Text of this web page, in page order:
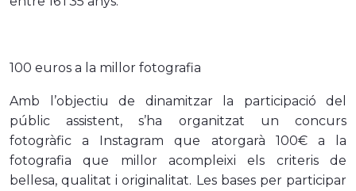
100 euros a la millor fotografia
Amb l’objectiu de dinamitzar la participació del
públic assistent, s’ha organitzat un concurs
fotogràfic a Instagram que atorgarà 100€ a la
fotografia que millor acompleixi els criteris de
bellesa, qualitat i originalitat. Les bases per participar